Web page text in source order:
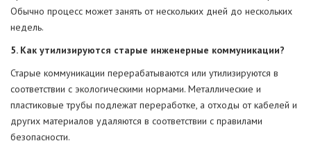
Обычно процесс может занять от нескольких дней до нескольких
недель.
5. Как утилизируются старые инженерные коммуникации?
Старые коммуникации перерабатываются или утилизируются в
соответствии с экологическими нормами. Металлические и
пластиковые трубы подлежат переработке, а отходы от кабелей и
других материалов удаляются в соответствии с правилами
безопасности.